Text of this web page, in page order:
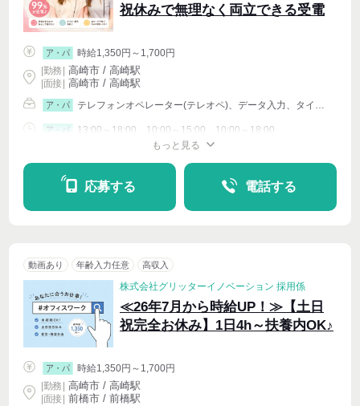
祝休みで無理なく両立できる受電
ア・パ
時給1,350円～1,700円
|勤務 高崎市 / 高崎駅
| 面接 | 高崎市 / 高崎駅
ア・パ テレフォンオペレーター(テレオペ)、データ入力、タイピング(PC・パソコン・インターネット)、イベントその他
ア・パ 13:00～18:00、10:00～15:00、10:00～18:00
もっと見る
応募する 電話する
動画あり 年齢入力任意 高収入
株式会社グリッターイノベーション 採用係
≪26年7月から時給UP！≫【土日
祝完全お休み】1日4h～扶養内OK♪
ア・パ
時給1,350円～1,700円
|勤務 高崎市 / 高崎駅
| 面接 | 前橋市 / 前橋駅